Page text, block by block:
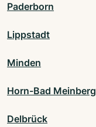
Paderborn
Lippstadt
Minden
Horn-Bad Meinberg
Delbrück